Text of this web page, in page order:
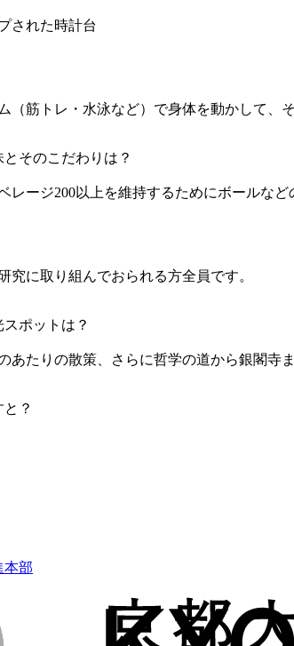
された時計台
（筋トレ・水泳など）で身体を動かして、
そのこだわりは？
レージ200以上を維持するためにボールな
究に取り組んでおられる方全員です。
ポットは？
あたりの散策、さらに哲学の道から銀閣寺
？
本部